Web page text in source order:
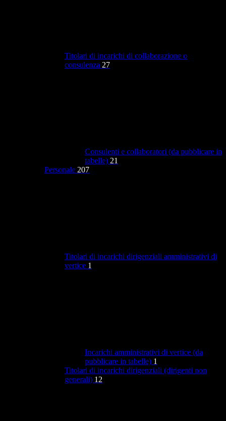
Titolari di incarichi di collaborazione o
consulenza 27
Consulenti e collaboratori (da pubblicare in
tabelle) 21
Personale 207
Titolari di incarichi dirigenziali amministrativi di
vertice 1
Incarichi amministrativi di vertice (da
pubblicare in tabelle) 1
Titolari di incarichi dirigenziali (dirigenti non
generali) 12